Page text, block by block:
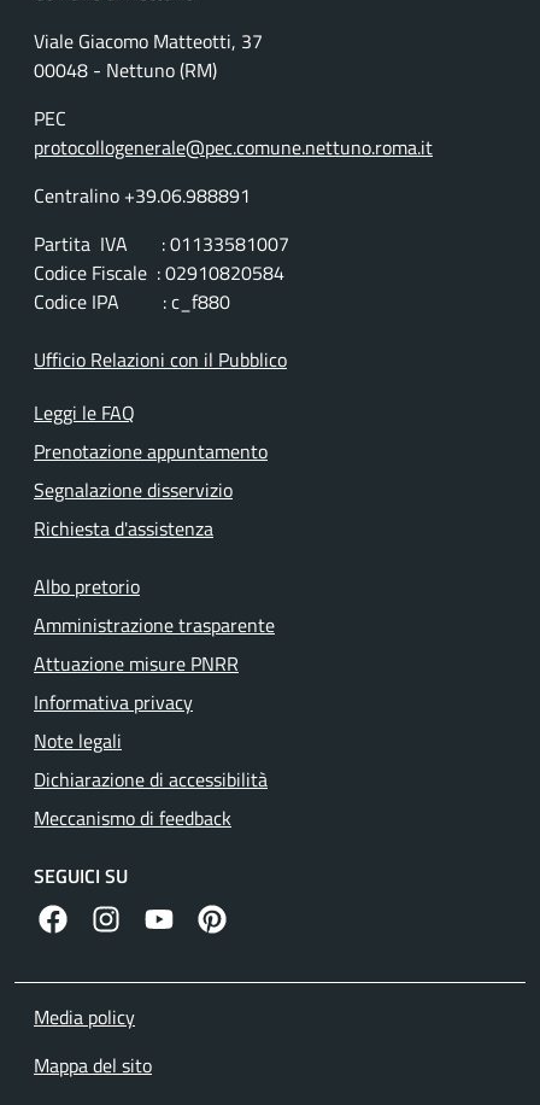
Viale Giacomo Matteotti, 37
00048 - Nettuno (RM)
PEC
protocollogenerale@pec.comune.nettuno.roma.it
Centralino +39.06.988891
Partita IVA : 01133581007
Codice Fiscale : 02910820584
Codice IPA : c_f880
Ufficio Relazioni con il Pubblico
Leggi le FAQ
Prenotazione appuntamento
Segnalazione disservizio
Richiesta d'assistenza
Albo pretorio
Amministrazione trasparente
Attuazione misure PNRR
Informativa privacy
Note legali
Dichiarazione di accessibilità
Meccanismo di feedback
SEGUICI SU
facebook instagramcanale youtube
pinterest
Media policy
Mappa del sito